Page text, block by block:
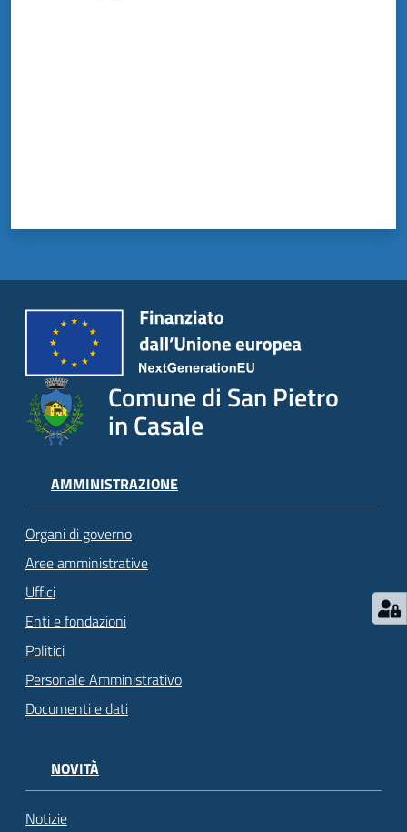
Comune di San Pietro
in Casale
AMMINISTRAZIONE
Organi di governo
Aree amministrative
Uffici
Enti e fondazioni
Politici
Personale Amministrativo
Documenti e dati
NOVITÀ
Notizie